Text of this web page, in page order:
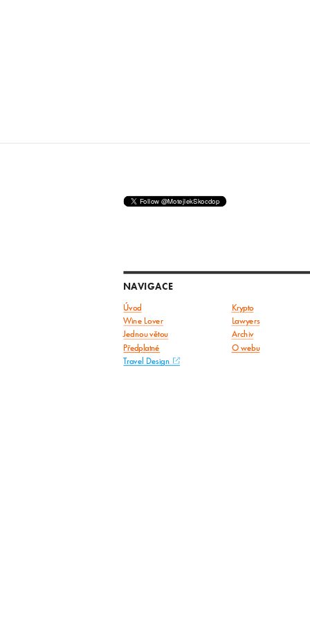
NAVIGACE
Úvod Krypto
Wine Lover
Lawyers
Jednou větou
Archiv
Předplatné O webu
Travel Design